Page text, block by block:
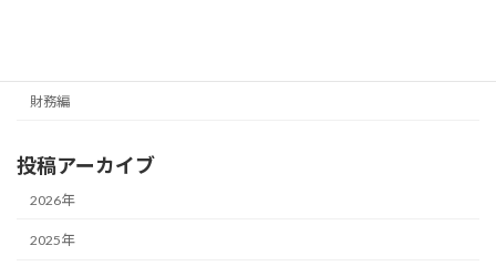
財務編
投稿アーカイブ
2026年
2025年